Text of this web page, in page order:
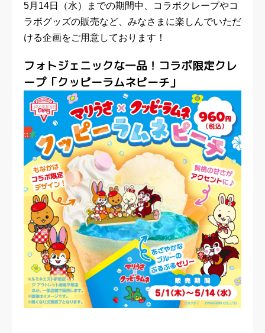
5月14日（水）までの期間中、コラボクレープやコ
ラボグッズの販売など、みなさまに楽しんでいただ
ける企画をご用意しております！
フォトジェニックな一品！コラボ限定クレ
ープ「クッピーラムネピーチ」